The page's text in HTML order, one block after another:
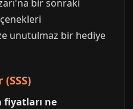
bir sonraki
unutulmaz bir hediye
fiyatları ne